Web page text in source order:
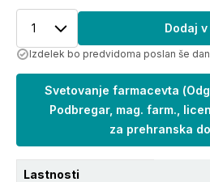
1 Dodaj
Izdelek bo predvidoma poslan še
Svetovanje farmacevta (
Podbregar, mag. farm.,
za prehranska
Lastnosti